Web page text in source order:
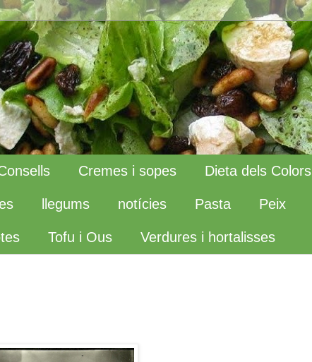
Cremes i sopes Dieta dels Colors
llegums notícies Pasta Peix
Tofu i Ous Verdures i hortalisses